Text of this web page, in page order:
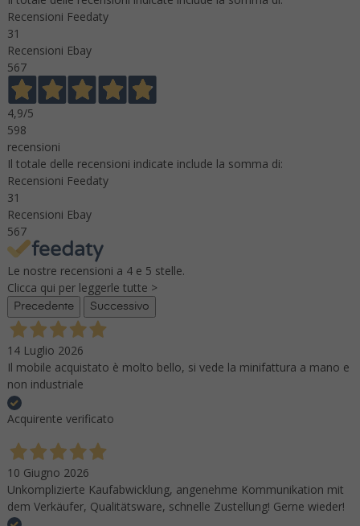
Recensioni Feedaty
31
Recensioni Ebay
567
4,9/5
598
recensioni
Il totale delle recensioni indicate include la somma di:
Recensioni Feedaty
31
Recensioni Ebay
567
Le nostre recensioni a 4 e 5 stelle.
Clicca qui per leggerle tutte >
Precedente Successivo
14 Luglio 2026
Il mobile acquistato è molto bello, si vede la minifattura a mano e
non industriale
Acquirente verificato
10 Giugno 2026
Unkomplizierte Kaufabwicklung, angenehme Kommunikation mit
dem Verkäufer, Qualitätsware, schnelle Zustellung! Gerne wieder!